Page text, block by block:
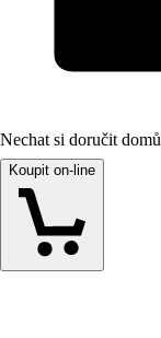
Nechat si doručit domů
Koupit on-line